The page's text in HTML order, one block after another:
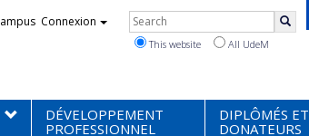
Connexion Rechercher
This website All UdeM
DÉVELOPPEMENT
PROFESSIONNEL
DIPLÔMÉS ET
DONATEURS